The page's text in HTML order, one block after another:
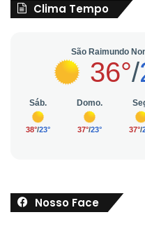
Clima Tempo
Nosso Face